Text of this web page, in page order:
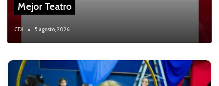
Mejor Teatro
CDI 5 agosto, 2026